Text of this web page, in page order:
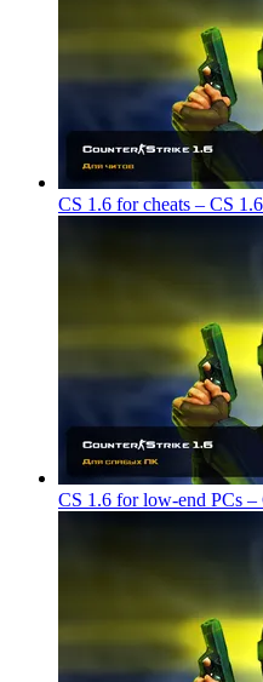
CS 1.6 for cheats – CS
CS 1.6 for low-end PCs